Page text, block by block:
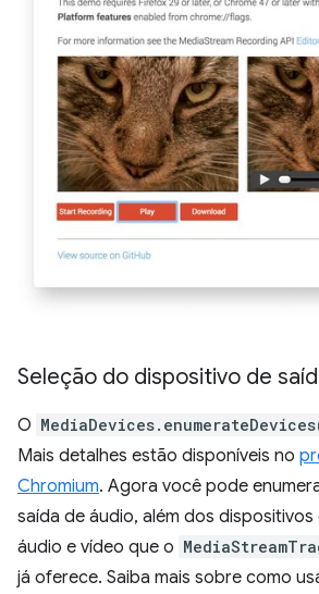
Seleção do dispositivo de
O
Mais detalhes estão disponíveis no
Chromium. Agora você pode
saída de áudio, além dos
áudio e vídeo que o
já oferece. Saiba mais sobre como